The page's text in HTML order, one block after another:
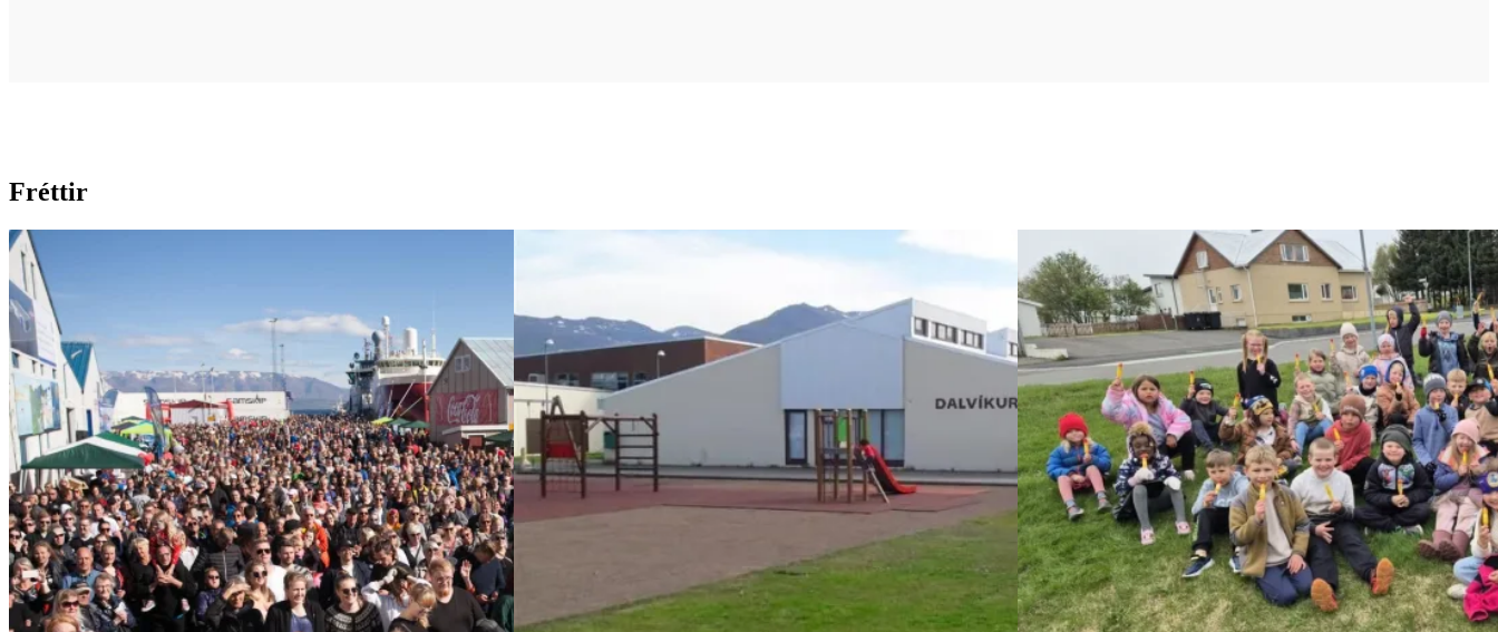
Fréttir